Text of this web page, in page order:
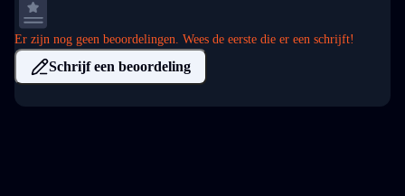
Er zijn nog geen beoordelingen. Wees de eerste die er een schrijft!
Schrijf een beoordeling